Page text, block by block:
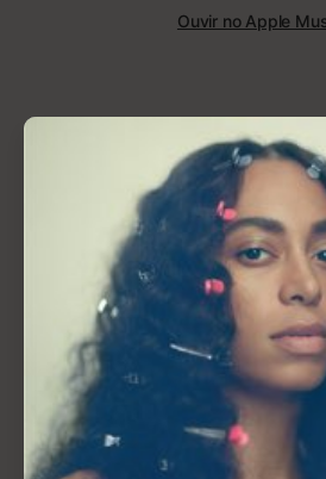
de grandes produtores, ele
“Criei uma hierarquia
honestidade. Existe
honestidade real
existem as
A faixa-título do álbum é um
qual USHER admite sua
“Confessions, Pt. II”, aumenta a
quando ele descobre que a
trai está grávida. O fim da
homem de luto pelo fim do